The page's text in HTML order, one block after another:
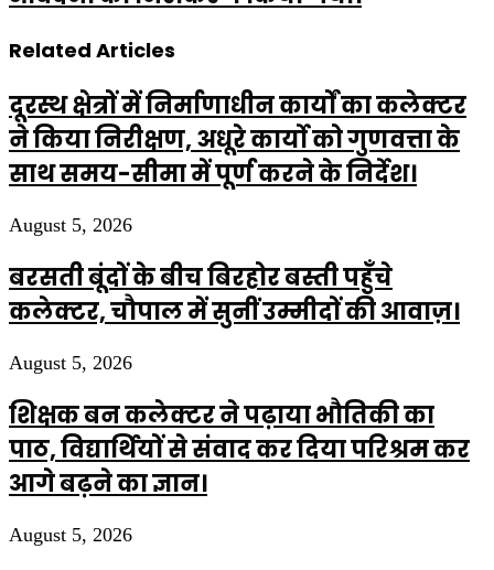
Related Articles
दूरस्थ क्षेत्रों में निर्माणाधीन कार्यों का कलेक्टर
ने किया निरीक्षण, अधूरे कार्यो को गुणवत्ता के
साथ समय-सीमा में पूर्ण करने के निर्देश।
August 5, 2026
बरसती बूंदों के बीच बिरहोर बस्ती पहुँचे
कलेक्टर, चौपाल में सुनीं उम्मीदों की आवाज़।
August 5, 2026
शिक्षक बन कलेक्टर ने पढ़ाया भौतिकी का
पाठ, विद्यार्थियों से संवाद कर दिया परिश्रम कर
आगे बढ़ने का ज्ञान।
August 5, 2026